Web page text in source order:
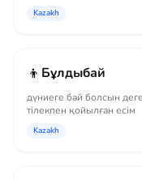
Kazakh
👦 Бұлдыбай
дүниеге бай болсын
тілекпен қойылған есім
Kazakh